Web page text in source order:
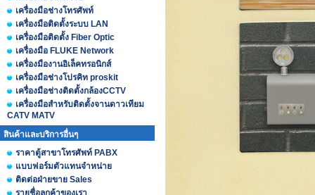
เครื่องมือช่างโทรศัพท์
เครื่องมือติดตั้งระบบ LAN
เครื่องมือติดตั้ง Fiber Optic
เครื่องมือ FLUKE Network
เครื่องมืองานอิเล็คทรอนิกส์
เครื่องมือช่างโปรคิท proskit
เครื่องมือช่างติดตั้งกล้องCCTV
เครื่องมือสำหรับติดตั้งจานดาวเทียม
CATV MATV
สินค้าและบริการอื่นๆ
ราคาตู้สาขาโทรศัพท์ PABX
แบบฟอร์มตัวแทนจำหน่าย
ติดต่อฝ่ายขาย Sales
รายชื่อลูกค้าของเรา